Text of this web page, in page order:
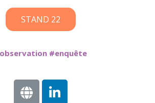
STAND 22
#enquête